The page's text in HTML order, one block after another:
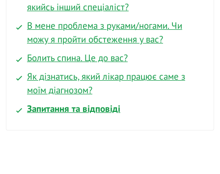
якийсь інший спеціаліст?
В мене проблема з руками/ногами. Чи
можу я пройти обстеження у вас?
Болить спина. Це до вас?
Як дізнатись, який лікар працює саме з
моїм діагнозом?
Запитання та відповіді